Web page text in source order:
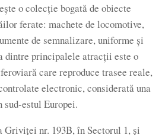
o colecție bogată de obiecte
ferate: machete de locomotive,
de semnalizare, uniforme și
dintre principalele atracții este o
care reproduce trasee reale,
electronic, considerată una
estul Europei.
Griviței nr. 193B, în Sectorul 1, și